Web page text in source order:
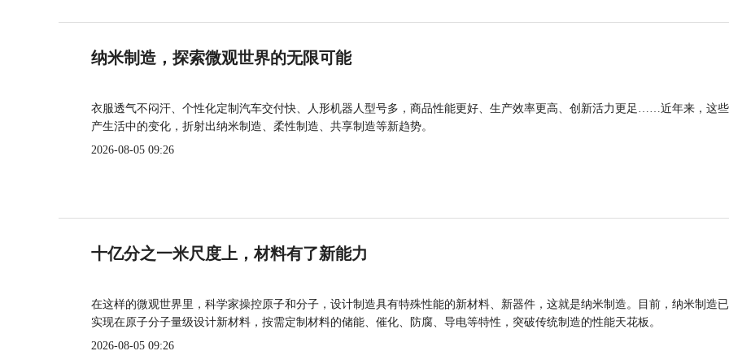
纳米制造，探索微观世界的无限可能
衣服透气不闷汗、个性化定制汽车交付快、人形机器人型号多，商品性能更好、生产效率更高、创新活力更足……近年来，这
产生活中的变化，折射出纳米制造、柔性制造、共享制造等新趋势。
2026-08-05 09:26
十亿分之一米尺度上，材料有了新能力
在这样的微观世界里，科学家操控原子和分子，设计制造具有特殊性能的新材料、新器件，这就是纳米制造。目前，纳米制造
实现在原子分子量级设计新材料，按需定制材料的储能、催化、防腐、导电等特性，突破传统制造的性能天花板。
2026-08-05 09:26